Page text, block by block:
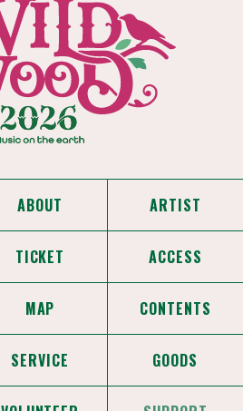
ABOUT ARTIST
TICKET ACCESS
MAP CONTENTS
SERVICE GOODS